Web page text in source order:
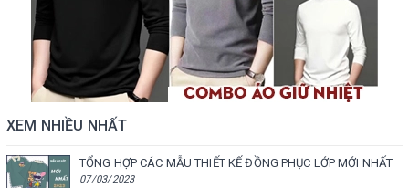
XEM NHIỀU NHẤT
TỔNG HỢP CÁC MẪU THIẾT KẾ ĐỒNG PHỤC LỚP MỚI NHẤT
07/03/2023